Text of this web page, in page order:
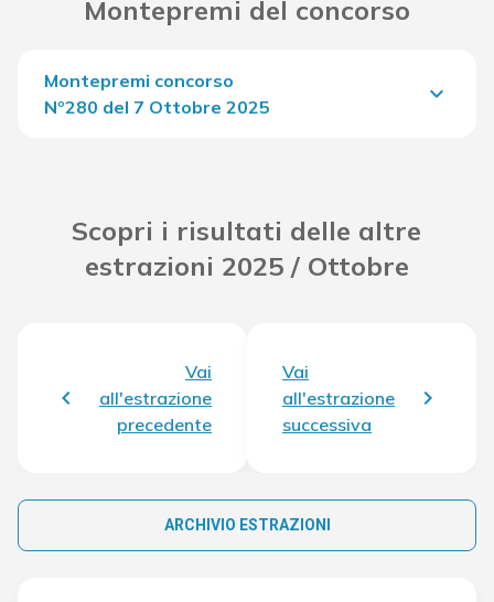
Montepremi del concorso
Montepremi concorso
Nº280 del 7 Ottobre 2025
keyboard_arrow_down
Scopri i risultati delle altre
estrazioni 2025 / Ottobre
Vai
all'estrazione
precedente
Vai
all'estrazione
successiva
ARCHIVIO ESTRAZIONI